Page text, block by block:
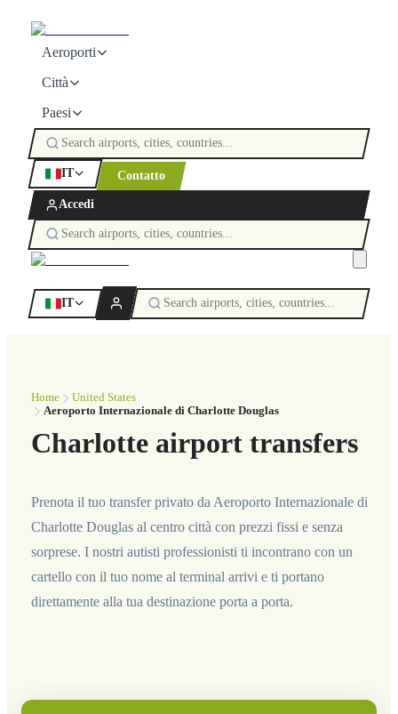
Aeroporti
Città
Paesi
IT Contatto
Accedi
IT
Home
United States
Aeroporto Internazionale di Charlotte Douglas
Charlotte airport transfers
Prenota il tuo transfer privato da Aeroporto Internazionale di
Charlotte Douglas al centro città con prezzi fissi e senza
sorprese. I nostri autisti professionisti ti incontrano con un
cartello con il tuo nome al terminal arrivi e ti portano
direttamente alla tua destinazione porta a porta.